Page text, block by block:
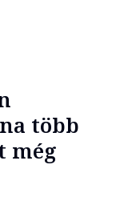
több
még